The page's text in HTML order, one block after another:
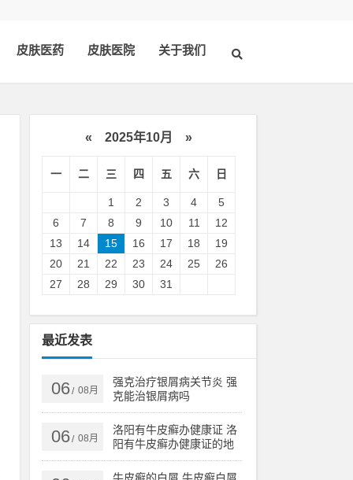
皮肤医药 皮肤医院 关于我们
« 2025年10月 »
一 二 三 四 五 六 日
1 2 3 4
5
6
7 8 9 10 11
12
13
14 15 16 17 18
19
20
21 22 23 24 25
26
27
28 29 30 31
最近发表
06/ 08月
强克治疗银屑病关节炎 强
克能治银屑病吗
06/ 08月
洛阳有牛皮癣办健康证 洛
阳有牛皮癣办健康证的地
方吗